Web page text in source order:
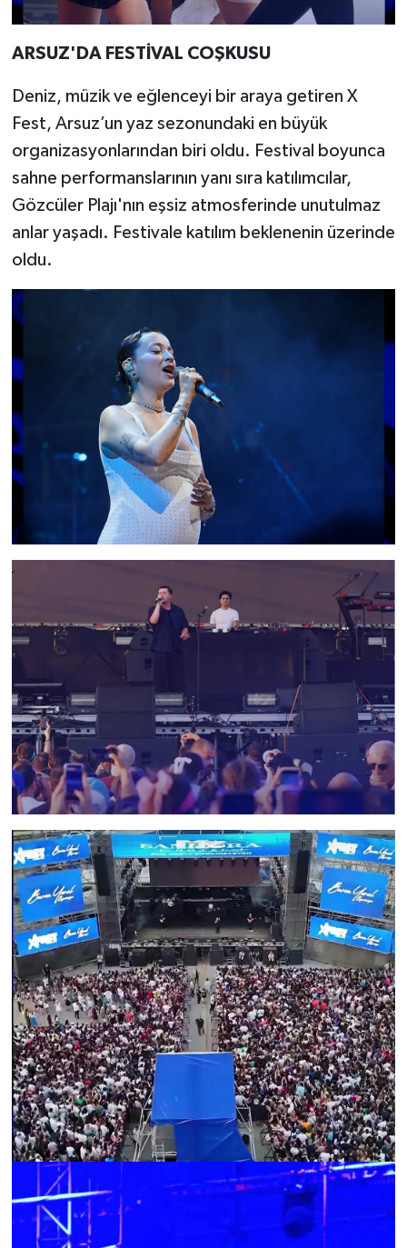
ARSUZ'DA FESTİVAL COŞKUSU
Deniz, müzik ve eğlenceyi bir araya getiren X
Fest, Arsuz’un yaz sezonundaki en büyük
organizasyonlarından biri oldu. Festival boyunca
sahne performanslarının yanı sıra katılımcılar,
Gözcüler Plajı'nın eşsiz atmosferinde unutulmaz
anlar yaşadı. Festivale katılım beklenenin üzerinde
oldu.